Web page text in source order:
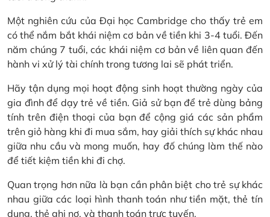
Một nghiên cứu của Đại học Cambridge cho thấy trẻ em
có thể nắm bắt khái niệm cơ bản về tiền khi 3-4 tuổi. Đến
năm chúng 7 tuổi, các khái niệm cơ bản về liên quan đến
hành vi xử lý tài chính trong tương lai sẽ phát triển.
Hãy tận dụng mọi hoạt động sinh hoạt thường ngày của
gia đình để dạy trẻ về tiền. Giả sử bạn để trẻ dùng bảng
tính trên điện thoại của bạn để cộng giá các sản phẩm
trên giỏ hàng khi đi mua sắm, hay giải thích sự khác nhau
giữa nhu cầu và mong muốn, hay đố chúng làm thế nào
để tiết kiệm tiền khi đi chợ.
Quan trọng hơn nữa là bạn cần phân biệt cho trẻ sự khác
nhau giữa các loại hình thanh toán như tiền mặt, thẻ tín
dụng, thẻ ghi nợ, và thanh toán trực tuyến.